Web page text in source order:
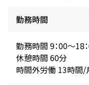
勤務時間
勤務時間 9：00～18
休憩時間 60分
時間外労働 13時間/